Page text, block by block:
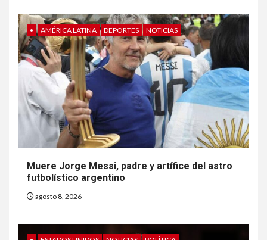
• AMÉRICA LATINA DEPORTES NOTICIAS
Muere Jorge Messi, padre y artífice del astro
futbolístico argentino
agosto 8, 2026